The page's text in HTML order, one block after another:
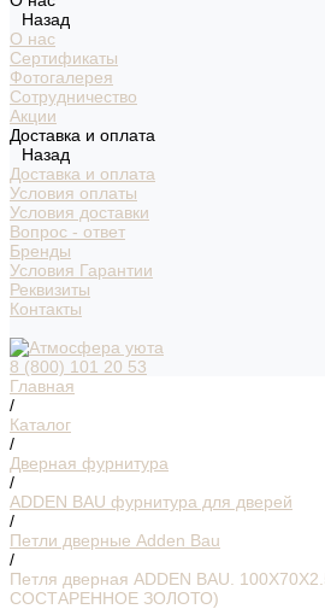
Назад
О нас
Сертификаты
Фотогалерея
Сотрудничество
Акции
Доставка и оплата
Назад
Доставка и оплата
Условия оплаты
Условия доставки
Вопрос - ответ
Бренды
Условия Гарантии
Реквизиты
Контакты
8 (800) 101 20 53
Главная
/
Каталог
/
Дверная фурнитура
/
ADDEN BAU фурнитура для дверей
/
Петли дверные Adden Bau
/
Петля дверная ADDEN BAU.
СОСТАРЕННОЕ ЗОЛОТО)